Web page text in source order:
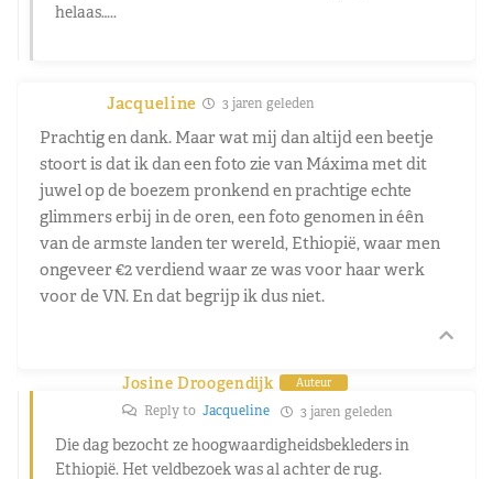
helaas…..
Jacqueline 3 jaren geleden
Prachtig en dank. Maar wat mij dan altijd een beetje
stoort is dat ik dan een foto zie van Máxima met dit
juwel op de boezem pronkend en prachtige echte
glimmers erbij in de oren, een foto genomen in éên
van de armste landen ter wereld, Ethiopië, waar men
ongeveer €2 verdiend waar ze was voor haar werk
voor de VN. En dat begrijp ik dus niet.
Josine Droogendijk Auteur
Reply to Jacqueline 3 jaren geleden
Die dag bezocht ze hoogwaardigheidsbekleders in
Ethiopië. Het veldbezoek was al achter de rug.